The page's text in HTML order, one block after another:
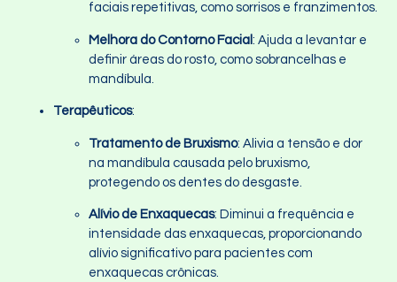
faciais repetitivas, como sorrisos e franzimentos.
Melhora do Contorno Facial : Ajuda a levantar e
definir áreas do rosto, como sobrancelhas e
mandíbula.
Terapêuticos:
Tratamento de Bruxismo: Alivia a tensão e dor
na mandíbula causada pelo bruxismo,
protegendo os dentes do desgaste.
Alívio de Enxaquecas: Diminui a frequência e
intensidade das enxaquecas, proporcionando
alívio significativo para pacientes com
enxaquecas crônicas.